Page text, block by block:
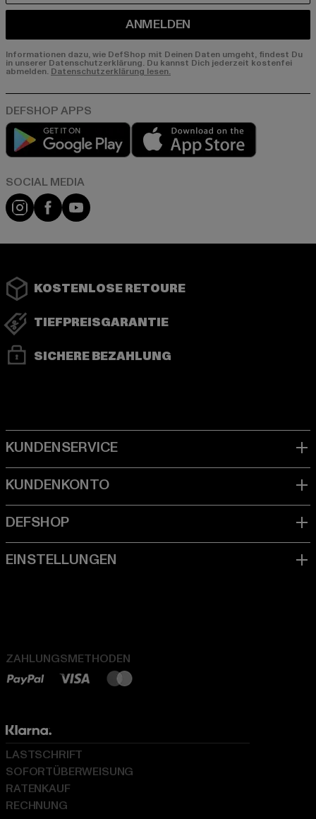
ANMELDEN
Informationen dazu, wie DefShop mit Deinen Daten umgeht, findest Du
in unserer Datenschutzerklärung. Du kannst Dich jederzeit kostenfei
abmelden. Datenschutzerklärung lesen.
Play market
Instagram
FacebookYouTube
KOSTENLOSE RETOURE
TIEFPREISGARANTIE
SICHERE BEZAHLUNG
ZAHLUNGSMETHODEN
LASTSCHRIFT
SOFORTÜBERWEISUNG
RATENKAUF
RECHNUNG